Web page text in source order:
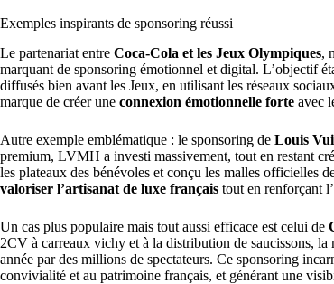
Exemples inspirants de sponsoring réussi
Le partenariat entre Coca‑Cola et les Jeux Olympiques,
marquant de sponsoring émotionnel et digital. L’objectif
diffusés bien avant les Jeux, en utilisant les réseaux
marque de créer une connexion émotionnelle forte avec
Autre exemple emblématique : le sponsoring de Louis
premium, LVMH a investi massivement, tout en restant
les plateaux des bénévoles et conçu les malles officielles
valoriser l’artisanat de luxe français tout en renforçant
Un cas plus populaire mais tout aussi efficace est celui de
2CV à carreaux vichy et à la distribution de saucissons,
année par des millions de spectateurs. Ce sponsoring
convivialité et au patrimoine français, et générant une